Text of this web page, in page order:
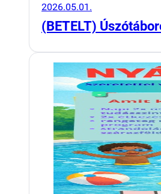
2026.05.01.
(BETELT)